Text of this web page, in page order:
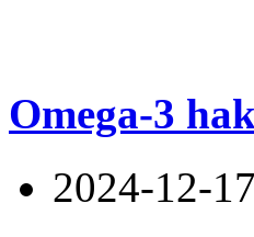
Omega-3
2024-12-17